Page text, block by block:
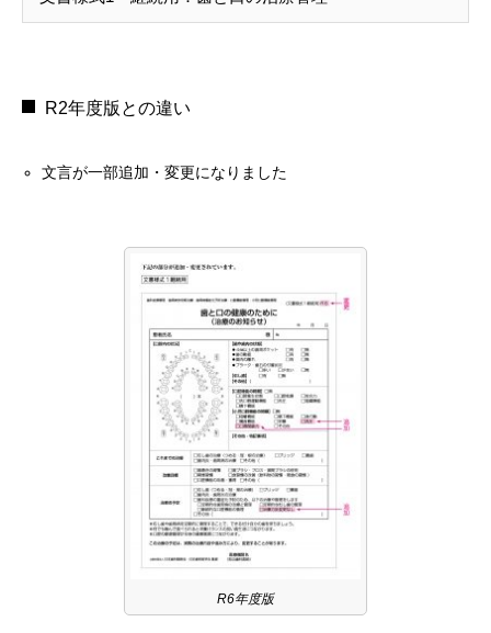
R2年度版との違い
文言が一部追加・変更になりました
R6年度版